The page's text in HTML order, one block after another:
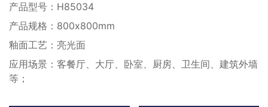
产品型号：H85034
产品规格：800x800mm
釉面工艺：亮光面
应用场景：客餐厅、大厅、卧室、厨房、卫生间、建筑外墙
等；